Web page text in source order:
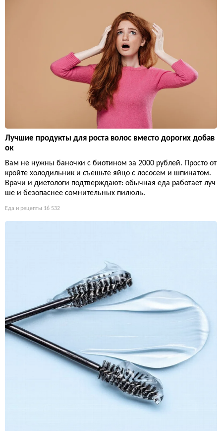
Лучшие продукты для роста волос вместо дорогих добав
ок
Вам не нужны баночки с биотином за 2000 рублей. Просто от
кройте холодильник и съешьте яйцо с лососем и шпинатом.
Врачи и диетологи подтверждают: обычная еда работает луч
ше и безопаснее сомнительных пилюль.
Еда и рецепты 16 532